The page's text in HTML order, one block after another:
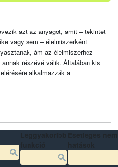
azt az anyagot, amit – tekintet
vagy sem – élelmiszerként
ám az élelmiszerhez
részévé válik. Általában kis
alkalmazzák a